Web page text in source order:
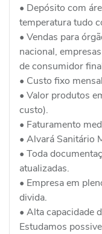
• Depósito com
temperatura tudo
• Vendas para
nacional,
de consumidor
• Custo fixo
• Valor produtos
custo).
• Faturamento
• Alvará Sanitário
• Toda
atualizadas.
• Empresa em
divida.
• Alta capacidade
Estudamos